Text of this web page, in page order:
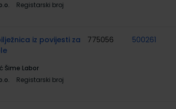
Registarski broj
iz povijesti za
Šime Labor
Registarski broj
775056 500261